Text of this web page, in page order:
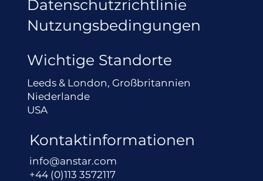
Datenschutzrichtlinie
Nutzungsbedingungen
Wichtige Standorte
Leeds & London, Großbritannien
Niederlande
USA
Kontaktinformationen
info@anstar.com
+44 (0)113 3572117